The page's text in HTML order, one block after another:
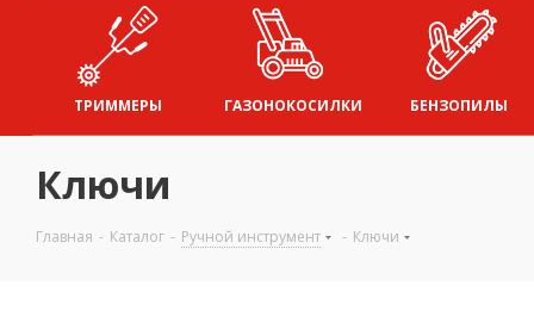
ТРИММЕРЫ ГАЗОНОКОСИЛКИ БЕНЗОПИЛЫ
Ключи
Главная - Каталог - Ручной инструмент - Ключи